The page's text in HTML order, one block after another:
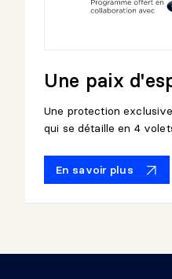
Une paix
Une protection
qui se détaille en 4
En savoir plus